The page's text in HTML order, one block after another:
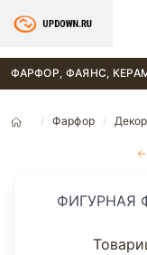
ФАРФОР, ФАЯНС,
Фарфор
ФИГУРНАЯ